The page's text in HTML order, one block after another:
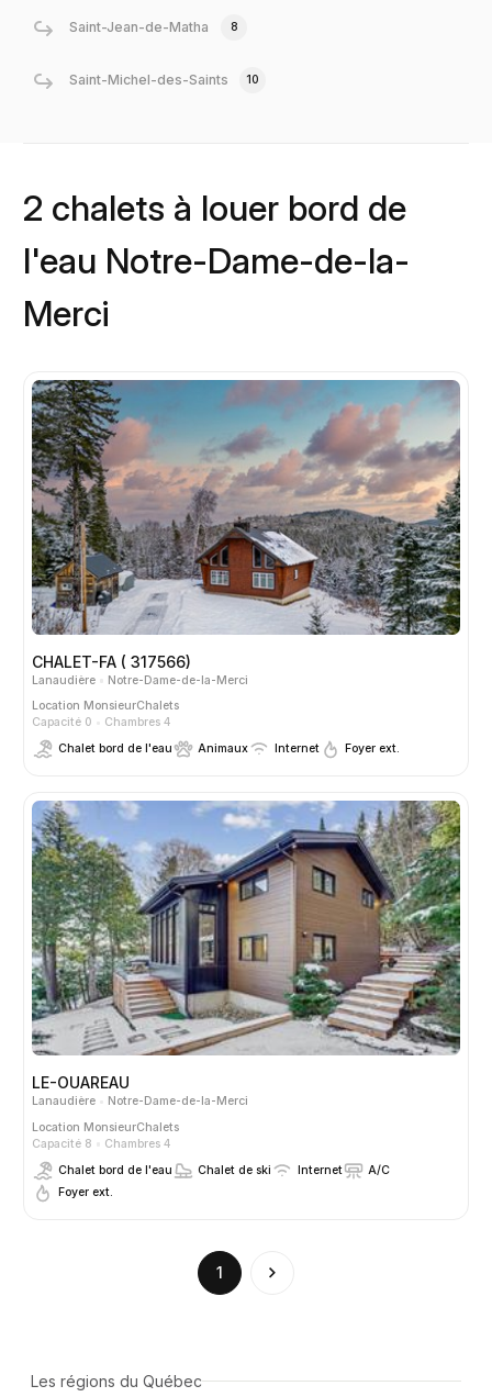
Saint-Jean-de-Matha 8
Saint-Michel-des-Saints 10
2 chalets à louer bord de
l'eau Notre-Dame-de-la-
Merci
CHALET-FA ( 317566)
Lanaudière
Notre-Dame-de-la-Merci
Location MonsieurChalets
Capacité 0
Chambres 4
Chalet bord de l'eau
Animaux Internet Foyer ext.
LE-OUAREAU
Lanaudière
Notre-Dame-de-la-Merci
Location MonsieurChalets
Capacité 8
Chambres 4
Chalet bord de l'eau
Chalet de ski Internet
A/C
Foyer ext.
1
(current)
Les régions du Québec